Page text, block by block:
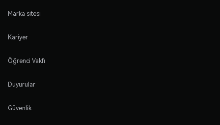
Marka sitesi
Kariyer
Öğrenci Vakfı
Duyurular
Güvenlik